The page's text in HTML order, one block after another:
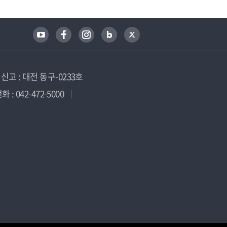
고 : 대전 동구-0233호
: 042-472-5000